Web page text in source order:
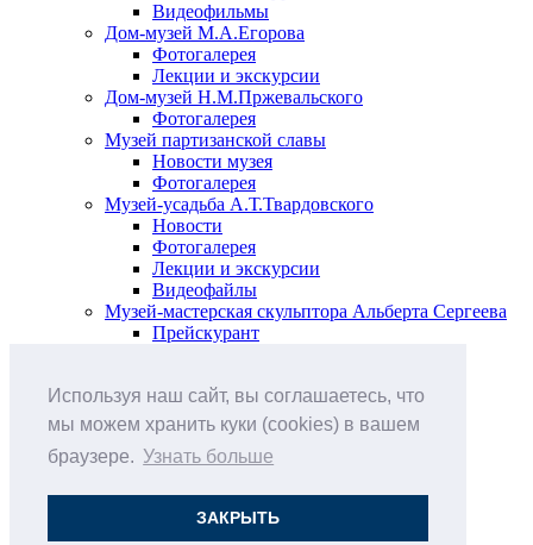
Используя наш сайт, вы соглашаетесь, что
мы можем хранить куки (cookies) в вашем
браузере. Узнать больше
ЗАКРЫТЬ
Видеофильмы
Дом-музей М.А.Егорова
Фотогалерея
Лекции и экскурсии
Дом-музей Н.М.Пржевальского
Фотогалерея
Музей партизанской славы
Новости музея
Фотогалерея
Музей-усадьба А.Т.Твардовского
Новости
Фотогалерея
Лекции и экскурсии
Видеофайлы
Музей-мастерская скульптора Альберта Сергеева
Прейскурант
Анонс мероприятий
Виртуальные выставки
О музее
Друзья музея